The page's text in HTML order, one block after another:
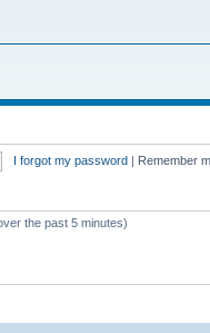
I forgot my password | Remember
the past 5 minutes)